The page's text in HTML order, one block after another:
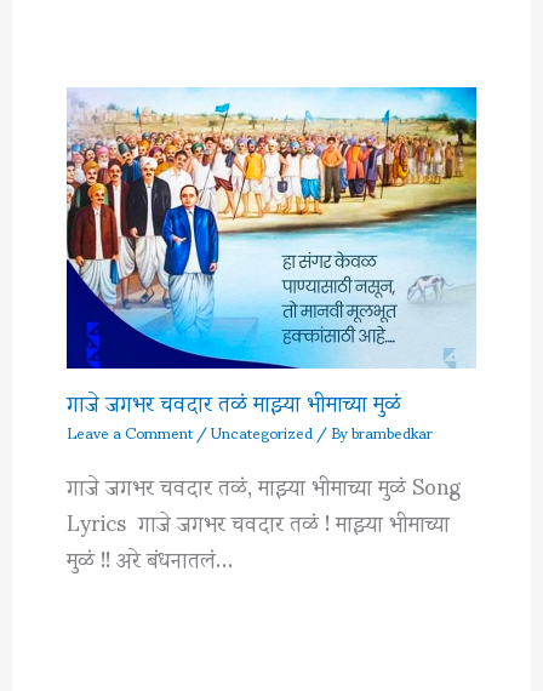
गाजे जगभर चवदार तळं माझ्या भीमाच्या मुळं
Leave a Comment/Uncategorized/ Bybrambedkar
गाजे जगभर चवदार तळं, माझ्या भीमाच्या मुळं Song
Lyrics गाजे जगभर चवदार तळं ! माझ्या भीमाच्या
मुळं !! अरे बंधनातलं…